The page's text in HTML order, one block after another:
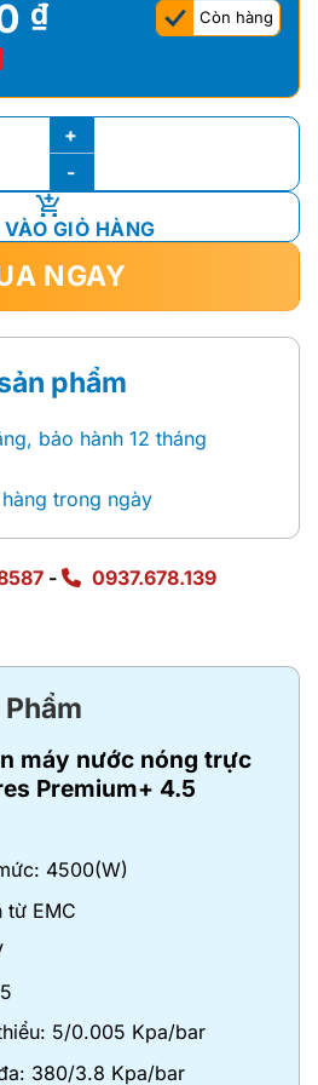
₫
Còn hàng
ARISTON AURES PREMIUM+
GIỎ HÀNG
NGAY
phẩm
bảo hành 12 tháng
trong ngày
- 0937.678.139
máy nước nóng trực
Premium+ 4.5
4500(W)
từ EMC
5/0.005 Kpa/bar
380/3.8 Kpa/bar